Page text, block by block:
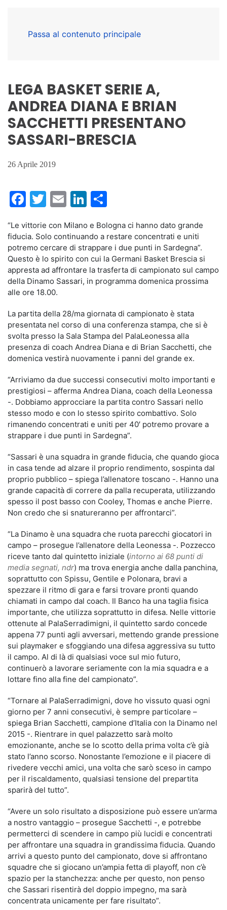
Passa al contenuto principale
LEGA BASKET SERIE A,
ANDREA DIANA E BRIAN
SACCHETTI PRESENTANO
SASSARI-BRESCIA
26 Aprile 2019
Facebook
Twitter
EmailLinkedIn
“Le vittorie con Milano e Bologna ci hanno dato grande
fiducia. Solo continuando a restare concentrati e uniti
potremo cercare di strappare i due punti in Sardegna”.
Questo è lo spirito con cui la Germani Basket Brescia si
appresta ad affrontare la trasferta di campionato sul campo
della Dinamo Sassari, in programma domenica prossima
alle ore 18.00.
La partita della 28/ma giornata di campionato è stata
presentata nel corso di una conferenza stampa, che si è
svolta presso la Sala Stampa del PalaLeonessa alla
presenza di coach Andrea Diana e di Brian Sacchetti, che
domenica vestirà nuovamente i panni del grande ex.
“Arriviamo da due successi consecutivi molto importanti e
prestigiosi – afferma Andrea Diana, coach della Leonessa
-. Dobbiamo approcciare la partita contro Sassari nello
stesso modo e con lo stesso spirito combattivo. Solo
rimanendo concentrati e uniti per 40′ potremo provare a
strappare i due punti in Sardegna”.
“Sassari è una squadra in grande fiducia, che quando gioca
in casa tende ad alzare il proprio rendimento, sospinta dal
proprio pubblico – spiega l’allenatore toscano -. Hanno una
grande capacità di correre da palla recuperata, utilizzando
spesso il post basso con Cooley, Thomas e anche Pierre.
Non credo che si snatureranno per affrontarci”.
“La Dinamo è una squadra che ruota parecchi giocatori in
campo – prosegue l’allenatore della Leonessa -. Pozzecco
riceve tanto dal quintetto iniziale (intorno ai 68 punti di
media segnati, ndr) ma trova energia anche dalla panchina,
soprattutto con Spissu, Gentile e Polonara, bravi a
spezzare il ritmo di gara e farsi trovare pronti quando
chiamati in campo dal coach. Il Banco ha una taglia fisica
importante, che utilizza soprattutto in difesa. Nelle vittorie
ottenute al PalaSerradimigni, il quintetto sardo concede
appena 77 punti agli avversari, mettendo grande pressione
sui playmaker e sfoggiando una difesa aggressiva su tutto
il campo. Al di là di qualsiasi voce sul mio futuro,
continuerò a lavorare seriamente con la mia squadra e a
lottare fino alla fine del campionato”.
“Tornare al PalaSerradimigni, dove ho vissuto quasi ogni
giorno per 7 anni consecutivi, è sempre particolare –
spiega Brian Sacchetti, campione d’Italia con la Dinamo nel
2015 -. Rientrare in quel palazzetto sarà molto
emozionante, anche se lo scotto della prima volta c’è già
stato l’anno scorso. Nonostante l’emozione e il piacere di
rivedere vecchi amici, una volta che sarò sceso in campo
per il riscaldamento, qualsiasi tensione del prepartita
sparirà del tutto”.
“Avere un solo risultato a disposizione può essere un’arma
a nostro vantaggio – prosegue Sacchetti -, e potrebbe
permetterci di scendere in campo più lucidi e concentrati
per affrontare una squadra in grandissima fiducia. Quando
arrivi a questo punto del campionato, dove si affrontano
squadre che si giocano un’ampia fetta di playoff, non c’è
spazio per la stanchezza: anche per questo, non penso
che Sassari risentirà del doppio impegno, ma sarà
concentrata unicamente per fare risultato”.